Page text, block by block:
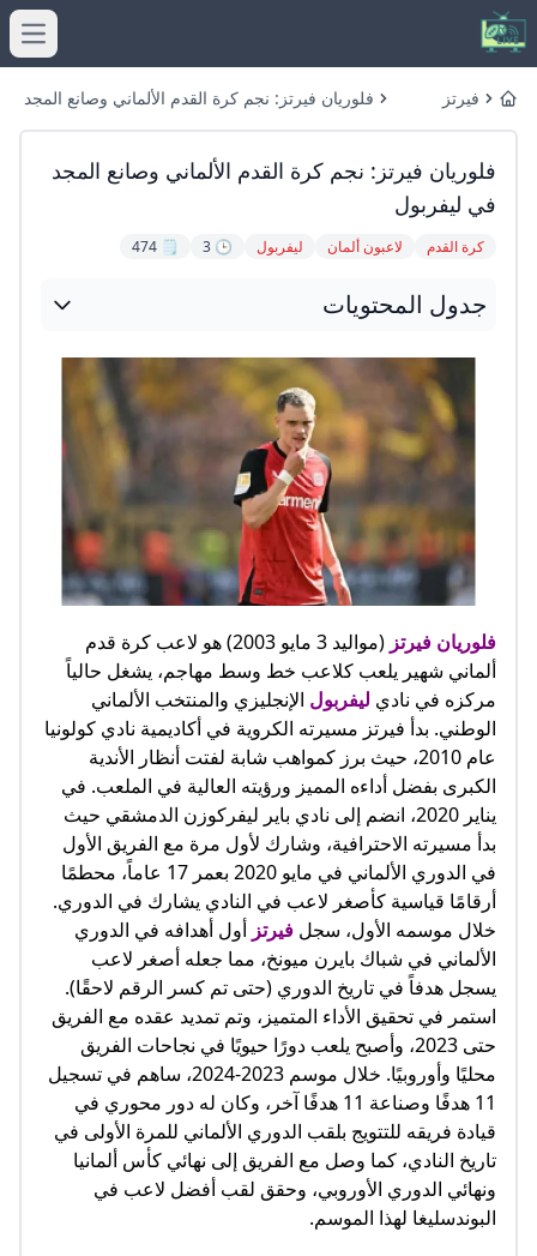
Homeفيرتز
فلوريان فيرتز: نجم كرة القدم الألماني وصانع المجد
فلوريان فيرتز: نجم كرة القدم الألماني وصانع المجد
في ليفربول
كرة القدم لاعبون ألمان ليفربول 🕒 3
🗒️ 474
جدول المحتويات
فلوريان فيرتز
(مواليد 3 مايو 2003) هو لاعب كرة قدم
ألماني شهير يلعب كلاعب خط وسط مهاجم، يشغل حالياً
مركزه في نادي ليفربول الإنجليزي والمنتخب الألماني
الوطني. بدأ فيرتز مسيرته الكروية في أكاديمية نادي كولونيا
عام 2010، حيث برز كمواهب شابة لفتت أنظار الأندية
الكبرى بفضل أداءه المميز ورؤيته العالية في الملعب. في
يناير 2020، انضم إلى نادي باير ليفركوزن الدمشقي حيث
بدأ مسيرته الاحترافية، وشارك لأول مرة مع الفريق الأول
في الدوري الألماني في مايو 2020 بعمر 17 عاماً، محطمًا
أرقامًا قياسية كأصغر لاعب في النادي يشارك في الدوري.
خلال موسمه الأول، سجل فيرتز أول أهدافه في الدوري
الألماني في شباك بايرن ميونخ، مما جعله أصغر لاعب
يسجل هدفاً في تاريخ الدوري (حتى تم كسر الرقم لاحقًا).
استمر في تحقيق الأداء المتميز، وتم تمديد عقده مع الفريق
حتى 2023، وأصبح يلعب دورًا حيويًا في نجاحات الفريق
محليًا وأوروبيًا. خلال موسم 2023-2024، ساهم في تسجيل
11 هدفًا وصناعة 11 هدفًا آخر، وكان له دور محوري في
قيادة فريقه للتتويج بلقب الدوري الألماني للمرة الأولى في
تاريخ النادي، كما وصل مع الفريق إلى نهائي كأس ألمانيا
ونهائي الدوري الأوروبي، وحقق لقب أفضل لاعب في
البوندسليغا لهذا الموسم.